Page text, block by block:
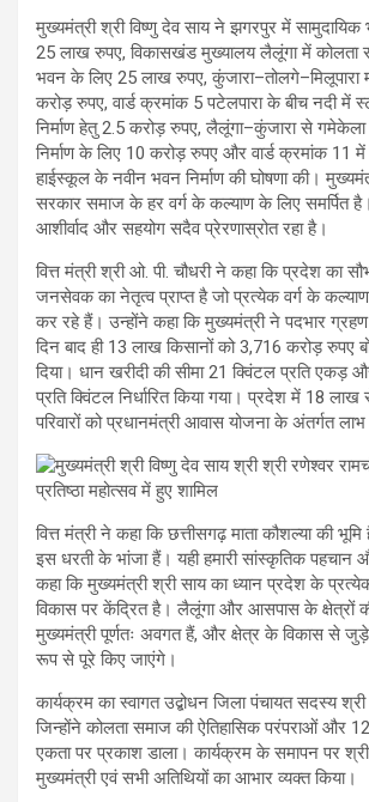
मुख्यमंत्री श्री विष्णु देव साय ने झगरपुर में सामुदायिक
25 लाख रुपए, विकासखंड मुख्यालय लैलूंगा में कोलता
भवन के लिए 25 लाख रुपए, कुंजारा–तोलगे–मिलूपारा
करोड़ रुपए, वार्ड क्रमांक 5 पटेलपारा के बीच नदी में
निर्माण हेतु 2.5 करोड़ रुपए, लैलूंगा–कुंजारा से
निर्माण के लिए 10 करोड़ रुपए और वार्ड क्रमांक 11
हाईस्कूल के नवीन भवन निर्माण की घोषणा की।
सरकार समाज के हर वर्ग के कल्याण के लिए समर्पित
आशीर्वाद और सहयोग सदैव प्रेरणास्रोत रहा है।
वित्त मंत्री श्री ओ. पी. चौधरी ने कहा कि प्रदेश का
जनसेवक का नेतृत्व प्राप्त है जो प्रत्येक वर्ग के कल्याण
कर रहे हैं। उन्होंने कहा कि मुख्यमंत्री ने पदभार
दिन बाद ही 13 लाख किसानों को 3,716 करोड़ रुपए
दिया। धान खरीदी की सीमा 21 क्विंटल प्रति एकड़
प्रति क्विंटल निर्धारित किया गया। प्रदेश में 18
परिवारों को प्रधानमंत्री आवास योजना के अंतर्गत लाभ
वित्त मंत्री ने कहा कि छत्तीसगढ़ माता कौशल्या की
इस धरती के भांजा हैं। यही हमारी सांस्कृतिक पहचान
कहा कि मुख्यमंत्री श्री साय का ध्यान प्रदेश के
विकास पर केंद्रित है। लैलूंगा और आसपास के
मुख्यमंत्री पूर्णतः अवगत हैं, और क्षेत्र के विकास से जुड़े
रूप से पूरे किए जाएंगे।
कार्यक्रम का स्वागत उद्बोधन जिला पंचायत सदस्य
जिन्होंने कोलता समाज की ऐतिहासिक परंपराओं और
एकता पर प्रकाश डाला। कार्यक्रम के समापन पर
मुख्यमंत्री एवं सभी अतिथियों का आभार व्यक्त किया।